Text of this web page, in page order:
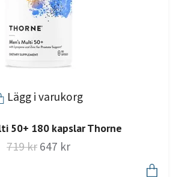
Lägg i varukorg
50+ 180 kapslar Thorne
719 kr 647 kr